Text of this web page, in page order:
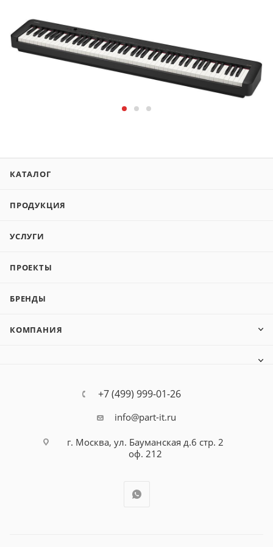
КАТАЛОГ
ПРОДУКЦИЯ
УСЛУГИ
ПРОЕКТЫ
БРЕНДЫ
КОМПАНИЯ
+7 (499) 999-01-26
info@part-it.ru
г. Москва, ул. Бауманская д.6 стр. 2
оф. 212